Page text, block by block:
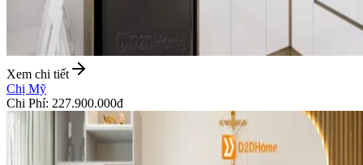
Xem chi tiết
Chị Mỹ
Chi Phí: 227.900.000đ